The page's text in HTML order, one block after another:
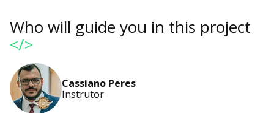
Who will guide you in this project
</>
Cassiano Peres
Instrutor